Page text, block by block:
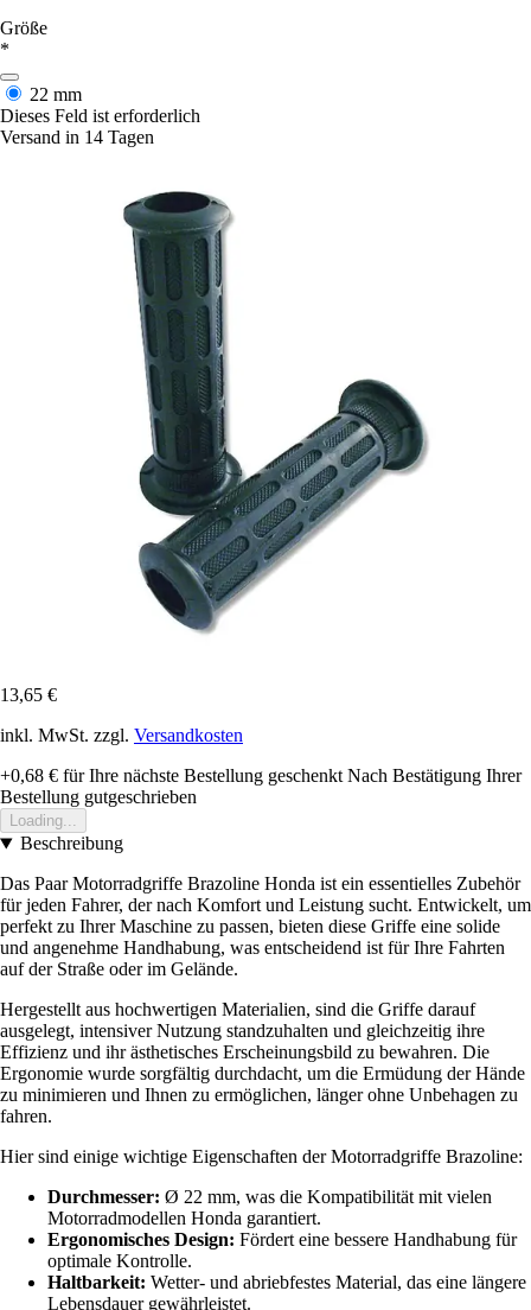
Größe
*
22 mm
Dieses Feld ist erforderlich
Versand in 14 Tagen
13,65 €
inkl. MwSt. zzgl. Versandkosten
+0,68 € für Ihre nächste Bestellung geschenkt Nach Bestätigung Ihrer
Bestellung gutgeschrieben
Loading...
Beschreibung
Das Paar Motorradgriffe Brazoline Honda ist ein essentielles Zubehör
für jeden Fahrer, der nach Komfort und Leistung sucht. Entwickelt, um
perfekt zu Ihrer Maschine zu passen, bieten diese Griffe eine solide
und angenehme Handhabung, was entscheidend ist für Ihre Fahrten
auf der Straße oder im Gelände.
Hergestellt aus hochwertigen Materialien, sind die Griffe darauf
ausgelegt, intensiver Nutzung standzuhalten und gleichzeitig ihre
Effizienz und ihr ästhetisches Erscheinungsbild zu bewahren. Die
Ergonomie wurde sorgfältig durchdacht, um die Ermüdung der Hände
zu minimieren und Ihnen zu ermöglichen, länger ohne Unbehagen zu
fahren.
Hier sind einige wichtige Eigenschaften der Motorradgriffe Brazoline:
Durchmesser: Ø 22 mm, was die Kompatibilität mit vielen
Motorradmodellen Honda garantiert.
Ergonomisches Design: Fördert eine bessere Handhabung für
optimale Kontrolle.
Haltbarkeit: Wetter- und abriebfestes Material, das eine längere
Lebensdauer gewährleistet.